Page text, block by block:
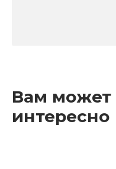
Вам может
интересно